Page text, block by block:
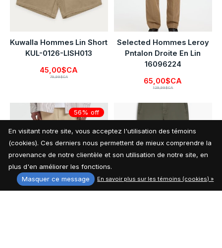
Kuwalla Hommes Lin Short
KUL-0126-LISH013
45,00$CA
79,99$CA
Selected Hommes Leroy
Pntalon Droite En Lin
16096224
65,00$CA
129,99$CA
56% off
En visitant notre site, vous acceptez l'utilisation des témoins
(cookies). Ces derniers nous permettent de mieux comprendre la
provenance de notre clientèle et son utilisation de notre site, en
plus d'en améliorer les fonctions.
Masquer ce message
En savoir plus sur les témoins (cookies) »